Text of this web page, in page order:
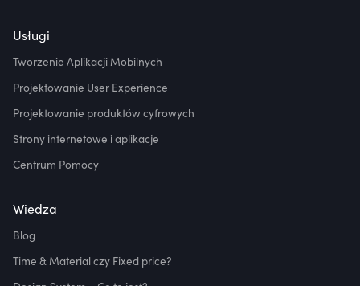
Usługi
Tworzenie Aplikacji Mobilnych
Projektowanie User Experience
Projektowanie produktów cyfrowych
Strony internetowe i aplikacje
Centrum Pomocy
Wiedza
Blog
Time & Material czy Fixed price?